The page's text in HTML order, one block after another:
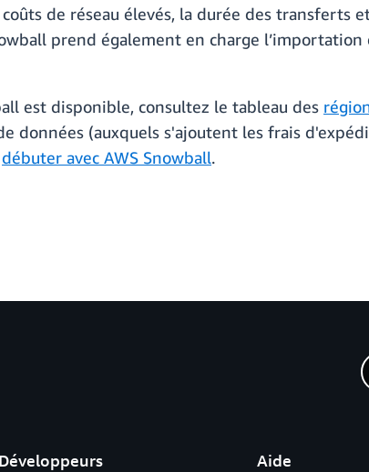
de réseau élevés, la durée des transferts
prend également en charge l’importation
est disponible, consultez le tableau des
données (auxquels s'ajoutent les frais
débuter avec AWS Snowball.
Développeurs Aide